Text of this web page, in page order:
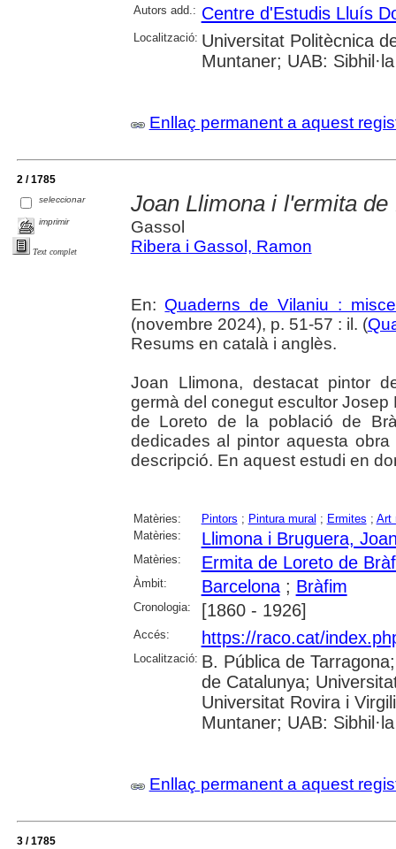
Autors add.: Centre d'Estudis Lluís
Localització: Universitat Politècnica
Muntaner; UAB: Sibhil·la
Enllaç permanent a aquest
2 / 1785
seleccionar
imprimir
Text complet
Joan Llimona i l'ermita
Gassol
Ribera i Gassol, Ramon
En: Quaderns de Vilaniu :
(novembre 2024), p. 51-57 : il. (
Resums en català i anglès.
Joan Llimona, destacat pintor
germà del conegut escultor
de Loreto de la població de
dedicades al pintor aquesta
descripció. En aquest estudi en
Matèries: Pintors ; Pintura mural ; Ermites ; Art
Matèries:
Llimona i Bruguera,
Matèries: Ermita de Loreto de
Àmbit: Barcelona; Bràfim
Cronologia: [1860 - 1926]
Accés: https://raco.cat/
Localització: B. Pública de
de Catalunya;
Universitat Rovira i
Muntaner; UAB: Sibhil·la
Enllaç permanent a aquest
3 / 1785